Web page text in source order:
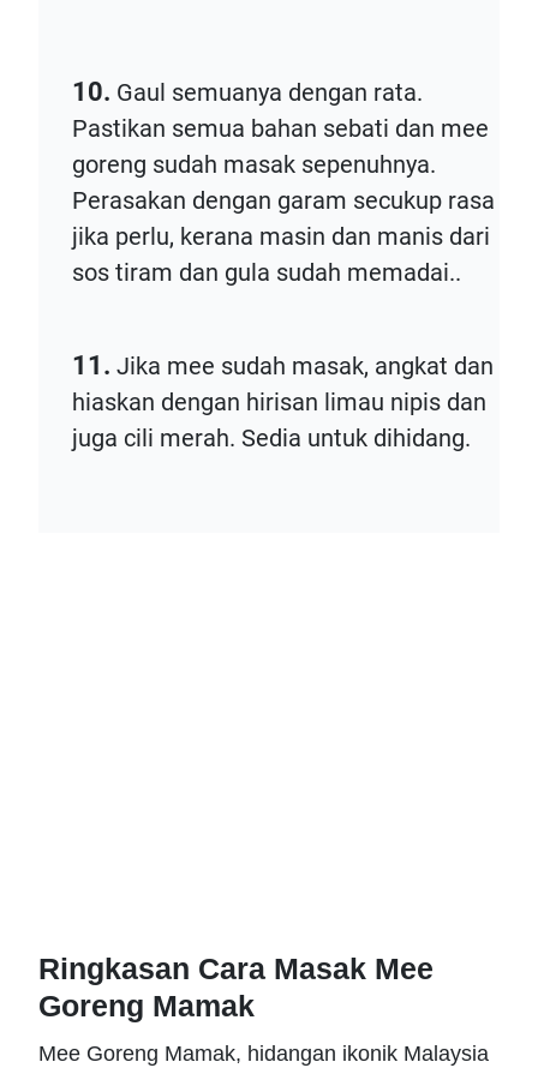
10. Gaul semuanya dengan rata.
Pastikan semua bahan sebati dan mee
goreng sudah masak sepenuhnya.
Perasakan dengan garam secukup rasa
jika perlu, kerana masin dan manis dari
sos tiram dan gula sudah memadai..
11. Jika mee sudah masak, angkat dan
hiaskan dengan hirisan limau nipis dan
juga cili merah. Sedia untuk dihidang.
Ringkasan Cara Masak Mee
Goreng Mamak
Mee Goreng Mamak, hidangan ikonik Malaysia